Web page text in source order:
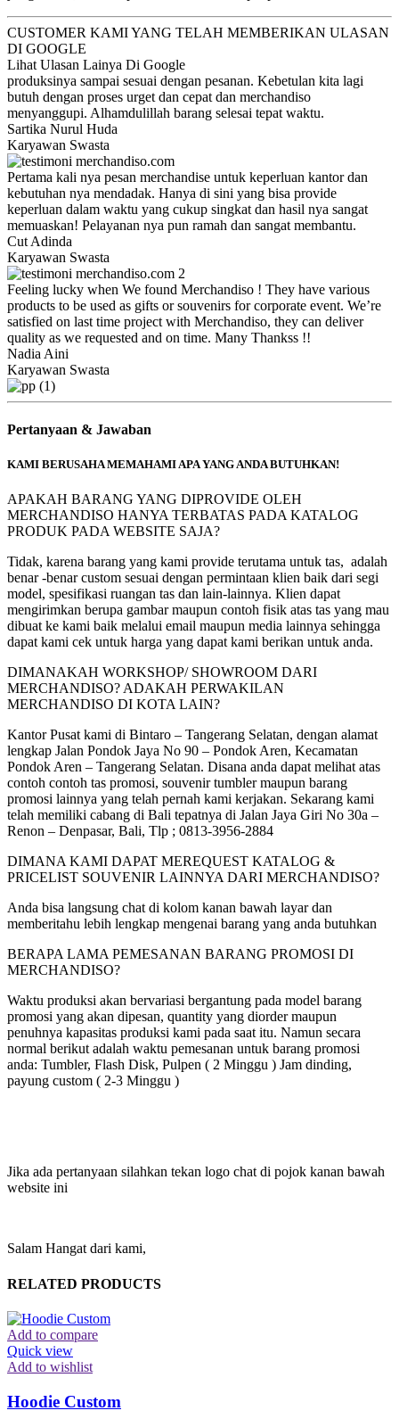
CUSTOMER KAMI YANG TELAH MEMBERIKAN ULASAN
DI GOOGLE
Lihat Ulasan Lainya Di Google
produksinya sampai sesuai dengan pesanan. Kebetulan kita lagi
butuh dengan proses urget dan cepat dan merchandiso
menyanggupi. Alhamdulillah barang selesai tepat waktu.
Sartika Nurul Huda
Karyawan Swasta
Pertama kali nya pesan merchandise untuk keperluan kantor dan
kebutuhan nya mendadak. Hanya di sini yang bisa provide
keperluan dalam waktu yang cukup singkat dan hasil nya sangat
memuaskan! Pelayanan nya pun ramah dan sangat membantu.
Cut Adinda
Karyawan Swasta
Feeling lucky when We found Merchandiso ! They have various
products to be used as gifts or souvenirs for corporate event. We’re
satisfied on last time project with Merchandiso, they can deliver
quality as we requested and on time. Many Thankss !!
Nadia Aini
Karyawan Swasta
Pertanyaan & Jawaban
KAMI BERUSAHA MEMAHAMI APA YANG ANDA BUTUHKAN!
APAKAH BARANG YANG DIPROVIDE OLEH
MERCHANDISO HANYA TERBATAS PADA KATALOG
PRODUK PADA WEBSITE SAJA?
Tidak, karena barang yang kami provide terutama untuk tas, adalah
benar -benar custom sesuai dengan permintaan klien baik dari segi
model, spesifikasi ruangan tas dan lain-lainnya. Klien dapat
mengirimkan berupa gambar maupun contoh fisik atas tas yang mau
dibuat ke kami baik melalui email maupun media lainnya sehingga
dapat kami cek untuk harga yang dapat kami berikan untuk anda.
DIMANAKAH WORKSHOP/ SHOWROOM DARI
MERCHANDISO? ADAKAH PERWAKILAN
MERCHANDISO DI KOTA LAIN?
Kantor Pusat kami di Bintaro – Tangerang Selatan, dengan alamat
lengkap Jalan Pondok Jaya No 90 – Pondok Aren, Kecamatan
Pondok Aren – Tangerang Selatan. Disana anda dapat melihat atas
contoh contoh tas promosi, souvenir tumbler maupun barang
promosi lainnya yang telah pernah kami kerjakan. Sekarang kami
telah memiliki cabang di Bali tepatnya di Jalan Jaya Giri No 30a –
Renon – Denpasar, Bali, Tlp ; 0813-3956-2884
DIMANA KAMI DAPAT MEREQUEST KATALOG &
PRICELIST SOUVENIR LAINNYA DARI MERCHANDISO?
Anda bisa langsung chat di kolom kanan bawah layar dan
memberitahu lebih lengkap mengenai barang yang anda butuhkan
BERAPA LAMA PEMESANAN BARANG PROMOSI DI
MERCHANDISO?
Waktu produksi akan bervariasi bergantung pada model barang
promosi yang akan dipesan, quantity yang diorder maupun
penuhnya kapasitas produksi kami pada saat itu. Namun secara
normal berikut adalah waktu pemesanan untuk barang promosi
anda: Tumbler, Flash Disk, Pulpen ( 2 Minggu ) Jam dinding,
payung custom ( 2-3 Minggu )
Jika ada pertanyaan silahkan tekan logo chat di pojok kanan bawah
website ini
Salam Hangat dari kami,
RELATED PRODUCTS
Add to compare
Quick view
Add to wishlist
Hoodie Custom